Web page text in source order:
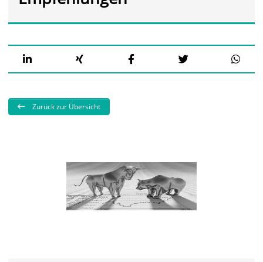
Zurück zur Übersicht